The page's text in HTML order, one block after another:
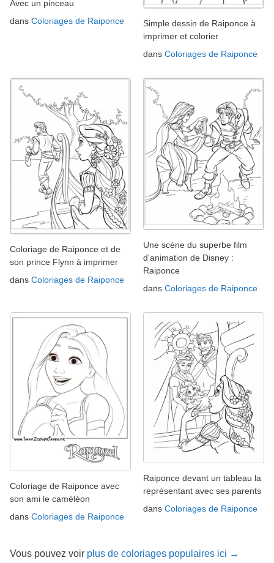
Avec un pinceau
dans Coloriages de Raiponce
Simple dessin de Raiponce à
imprimer et colorier
dans Coloriages de Raiponce
Coloriage de Raiponce et de
son prince Flynn à imprimer
dans Coloriages de Raiponce
Une scène du superbe film
d'animation de Disney :
Raiponce
dans Coloriages de Raiponce
Coloriage de Raiponce avec
son ami le caméléon
dans Coloriages de Raiponce
Raiponce devant un tableau la
représentant avec ses parents
dans Coloriages de Raiponce
Vous pouvez voir plus de coloriages populaires ici →